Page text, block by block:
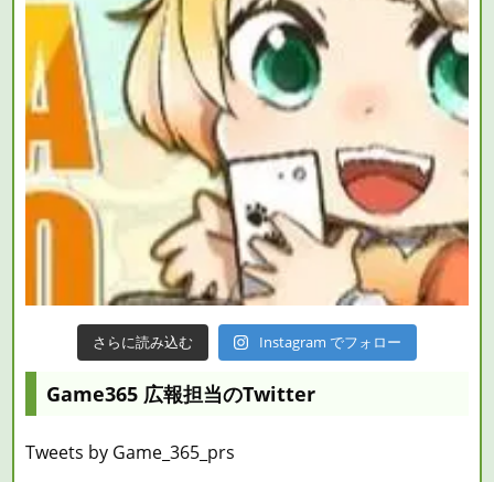
さらに読み込む Instagram でフォロー
Game365 広報担当のTwitter
Tweets by Game_365_prs